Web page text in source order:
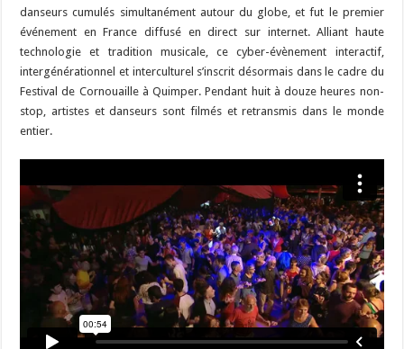
danseurs cumulés simultanément autour du globe, et fut le premier
événement en France diffusé en direct sur internet. Alliant haute
technologie et tradition musicale, ce cyber-évènement interactif,
intergénérationnel et interculturel s’inscrit désormais dans le cadre du
Festival de Cornouaille à Quimper. Pendant huit à douze heures non-
stop, artistes et danseurs sont filmés et retransmis dans le monde
entier.